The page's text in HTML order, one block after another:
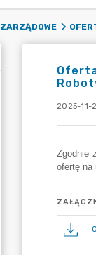
2025-11-